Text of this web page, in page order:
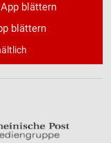
blättern
blättern